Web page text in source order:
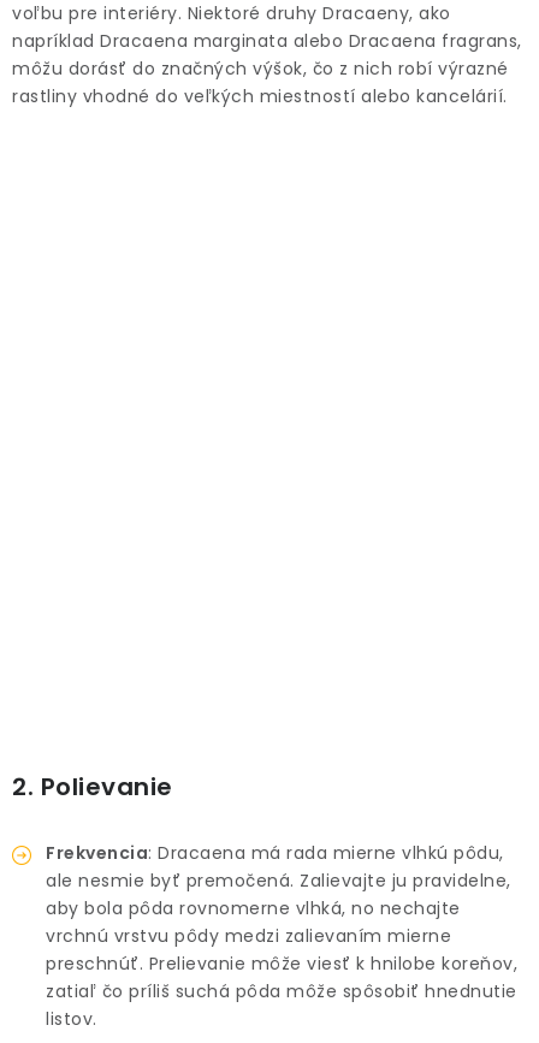
NA OBJEDNÁVKU
AKCIA
voľbu pre interiéry. Niektoré druhy Dracaeny, ako
napríklad Dracaena marginata alebo Dracaena fragrans,
môžu dorásť do značných výšok, čo z nich robí výrazné
rastliny vhodné do veľkých miestností alebo kancelárií.
2. Polievanie
Frekvencia: Dracaena má rada mierne vlhkú pôdu,
ale nesmie byť premočená. Zalievajte ju pravidelne,
aby bola pôda rovnomerne vlhká, no nechajte
vrchnú vrstvu pôdy medzi zalievaním mierne
preschnúť. Prelievanie môže viesť k hnilobe koreňov,
zatiaľ čo príliš suchá pôda môže spôsobiť hnednutie
listov.